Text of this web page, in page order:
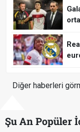
Diğer haberleri
Şu An Popüler